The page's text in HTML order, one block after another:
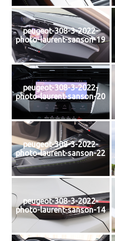
peugeot-308-3-2022-
photo-laurent-sanson-19
peugeot-308-3-2022-
photo-laurent-sanson-20
peugeot-308-3-2022-
photo-laurent-sanson-22
peugeot-308-3-2022-
photo-laurent-sanson-14